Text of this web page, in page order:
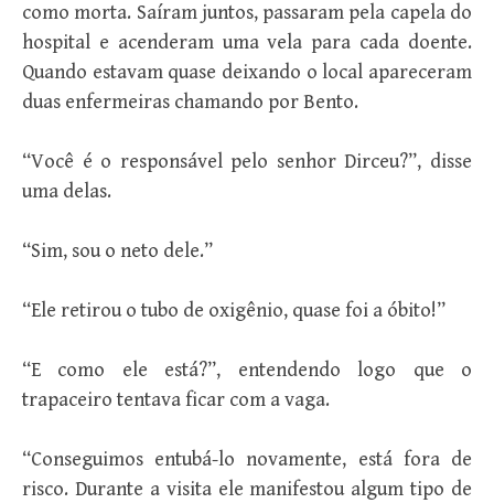
como morta. Saíram juntos, passaram pela capela do
hospital e acenderam uma vela para cada doente.
Quando estavam quase deixando o local apareceram
duas enfermeiras chamando por Bento.
“Você é o responsável pelo senhor Dirceu?”, disse
uma delas.
“Sim, sou o neto dele.”
“Ele retirou o tubo de oxigênio, quase foi a óbito!”
“E como ele está?”, entendendo logo que o
trapaceiro tentava ficar com a vaga.
“Conseguimos entubá-lo novamente, está fora de
risco. Durante a visita ele manifestou algum tipo de